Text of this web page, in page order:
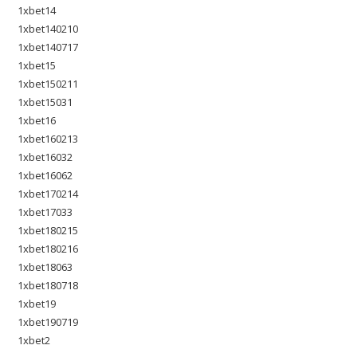
1xbet14
1xbet140210
1xbet140717
1xbet15
1xbet150211
1xbet15031
1xbet16
1xbet160213
1xbet16032
1xbet16062
1xbet170214
1xbet17033
1xbet180215
1xbet180216
1xbet18063
1xbet180718
1xbet19
1xbet190719
1xbet2